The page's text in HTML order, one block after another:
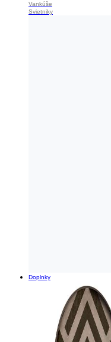
Vankúše
Svietniky
Doplnky